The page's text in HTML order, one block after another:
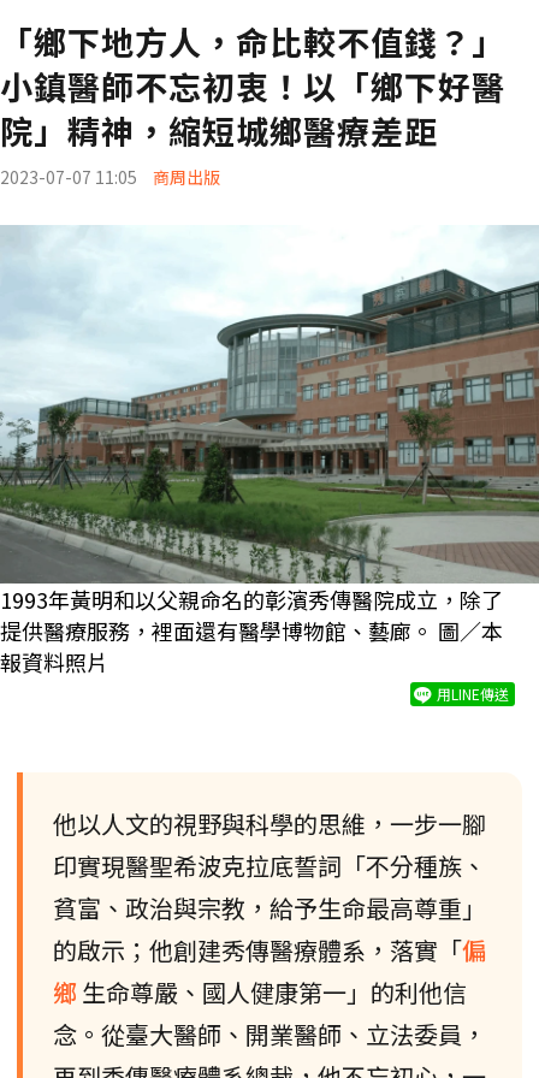
「鄉下地方人，命比較不值錢？」
小鎮醫師不忘初衷！以「鄉下好醫
院」精神，縮短城鄉醫療差距
2023-07-07 11:05 商周出版
1993年黃明和以父親命名的彰濱秀傳醫院成立，除了
提供醫療服務，裡面還有醫學博物館、藝廊。 圖／本
報資料照片
用LINE傳送
他以人文的視野與科學的思維，一步一腳
印實現醫聖希波克拉底誓詞「不分種族、
貧富、政治與宗教，給予生命最高尊重」
的啟示；他創建秀傳醫療體系，落實「偏
鄉 生命尊嚴、國人健康第一」的利他信
念。從臺大醫師、開業醫師、立法委員，